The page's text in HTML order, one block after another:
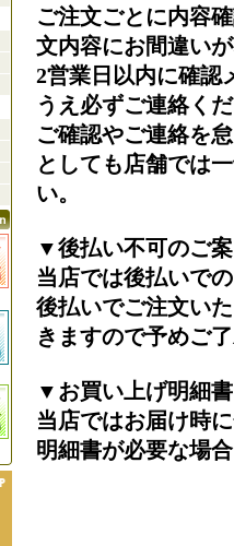
ご注文ごとに内容
文内容にお間違い
2営業日以内に確認
うえ必ずご連絡く
ご確認やご連絡を
としても店舗では
い。
▼後払い不可のご
当店では後払いで
後払いでご注文い
きますので予めご
▼お買い上げ明細
当店ではお届け時
明細書が必要な場